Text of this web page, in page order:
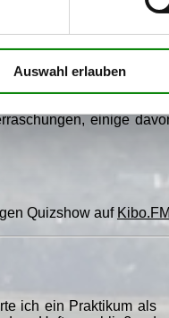
Auswahl erlauben
bei Homepage-
(bzw. konnte),
Der
einige
Quizshow auf Kibo.FM
ich ein Praktikum als